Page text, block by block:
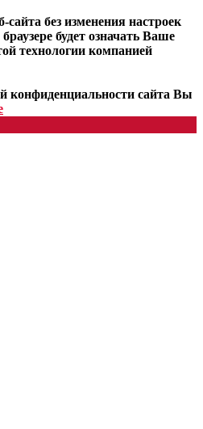
без изменения настроек
будет означать Ваше
технологии компанией
конфиденциальности сайта Вы